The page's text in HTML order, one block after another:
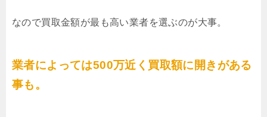
なので買取金額が最も高い業者を選ぶのが大事。
業者によっては500万近く買取額に開きがある
事も。